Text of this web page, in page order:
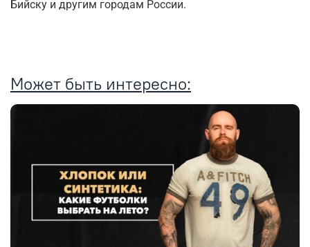
Бийску и другим городам России.
Может быть интересно: